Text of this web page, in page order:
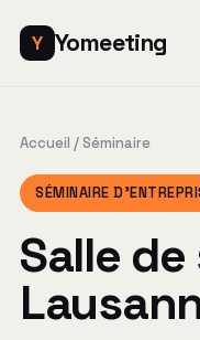
Y Yomeeting
Accueil / Séminaire
SÉMINAIRE
Salle